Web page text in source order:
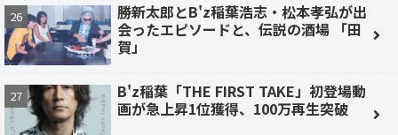
勝新太郎とB'z稲葉浩志・松本孝弘が出
会ったエピソードと、伝説の酒場 「田
賀」
B'z稲葉「THE FIRST TAKE」初登場動
画が急上昇1位獲得、100万再生突破